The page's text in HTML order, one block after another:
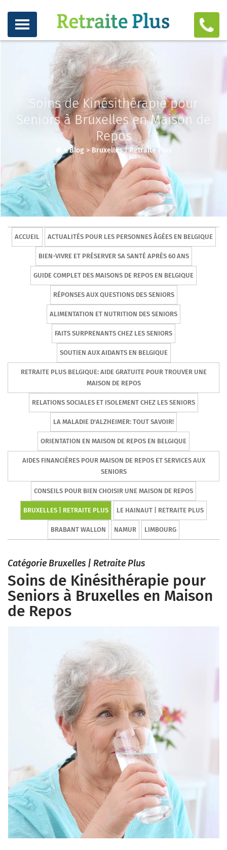
Soins de Kinésithérapie pour
Seniors à Bruxelles en Maison de
Repos
>Blog > Bruxelles | Retraite Plus
ACCUEIL ACTUALITÉS POUR LES PERSONNES ÂGÉES EN BELGIQUE
BIEN-VIVRE ET PRÉSERVER SA SANTÉ APRÈS 60 ANS
GUIDE COMPLET DES MAISONS DE REPOS EN BELGIQUE
RÉPONSES AUX QUESTIONS DES SENIORS
ALIMENTATION ET NUTRITION DES SENIORS
FAITS SURPRENANTS CHEZ LES SENIORS
SOUTIEN AUX AIDANTS EN BELGIQUE
RETRAITE PLUS BELGIQUE: AIDE GRATUITE POUR TROUVER UNE
MAISON DE REPOS
RELATIONS SOCIALES ET ISOLEMENT CHEZ LES SENIORS
LA MALADIE D'ALZHEIMER: TOUT SAVOIR!
ORIENTATION EN MAISON DE REPOS EN BELGIQUE
AIDES FINANCIÈRES POUR MAISON DE REPOS ET SERVICES AUX
SENIORS
CONSEILS POUR BIEN CHOISIR UNE MAISON DE REPOS
BRUXELLES | RETRAITE PLUS LE HAINAUT | RETRAITE PLUS
BRABANT WALLON NAMUR LIMBOURG
Catégorie Bruxelles | Retraite Plus
Soins de Kinésithérapie pour
Seniors à Bruxelles en Maison
de Repos